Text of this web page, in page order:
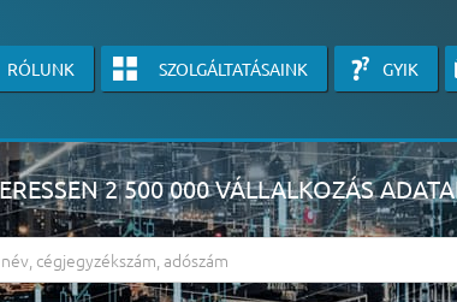
RÓLUNK SZOLGÁLTATÁSAINK GYIK
2 500 000 VÁLLALKOZÁS